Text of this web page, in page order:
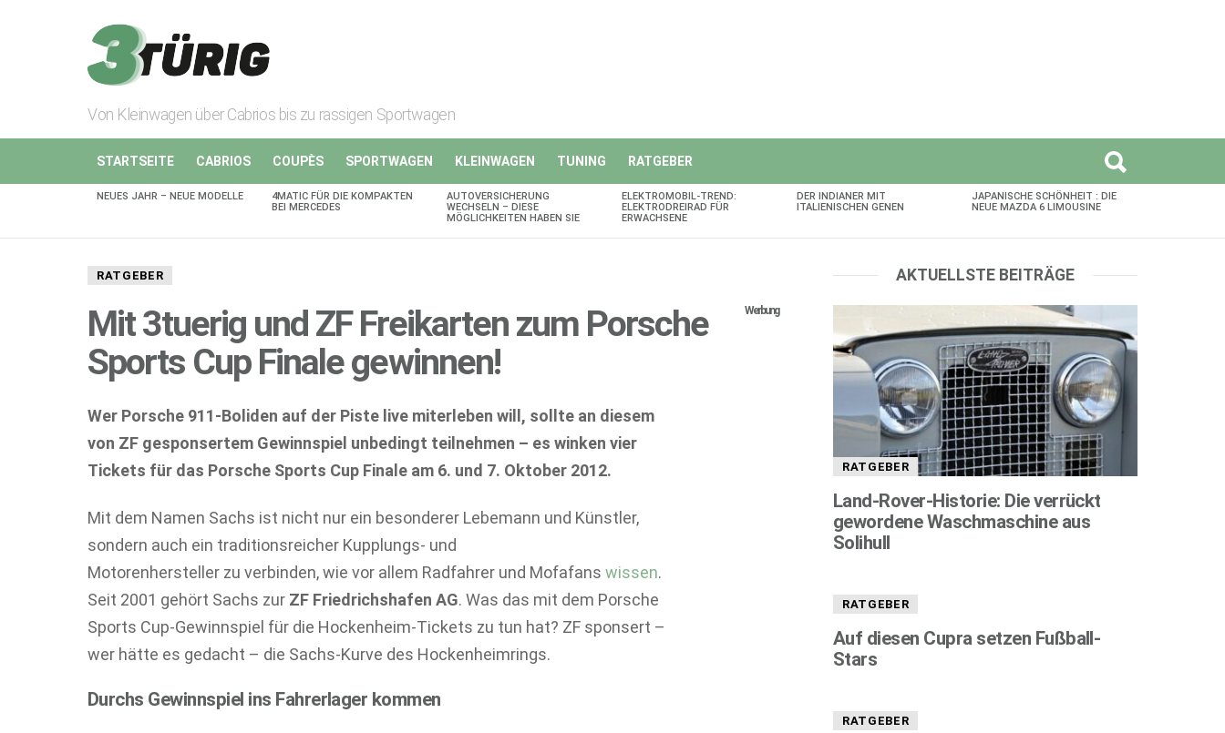
Von Kleinwagen über Cabrios bis zu rassigen Sportwagen
STARTSEITE CABRIOS COUPÈS SPORTWAGEN KLEINWAGEN TUNING RATGEBER
AKTUELLES
NEUES JAHR – NEUE MODELLE
4MATIC FÜR DIE KOMPAKTEN
BEI MERCEDES
AUTOVERSICHERUNG
WECHSELN – DIESE
MÖGLICHKEITEN HABEN SIE
ELEKTROMOBIL-TREND:
ELEKTRODREIRAD FÜR
ERWACHSENE
DER INDIANER MIT
ITALIENISCHEN GENEN
JAPANISCHE SCHÖNHEIT : DIE
NEUE MAZDA 6 LIMOUSINE
RATGEBER
Mit 3tuerig und ZF Freikarten zum Porsche
Sports Cup Finale gewinnen!
Werbung
Wer Porsche 911-Boliden auf der Piste live miterleben will, sollte an diesem
von ZF gesponsertem Gewinnspiel unbedingt teilnehmen – es winken vier
Tickets für das Porsche Sports Cup Finale am 6. und 7. Oktober 2012.
Mit dem Namen Sachs ist nicht nur ein besonderer Lebemann und Künstler,
sondern auch ein traditionsreicher Kupplungs- und
Motorenhersteller zu verbinden, wie vor allem Radfahrer und Mofafans wissen.
Seit 2001 gehört Sachs zur ZF Friedrichshafen AG. Was das mit dem Porsche
Sports Cup-Gewinnspiel für die Hockenheim-Tickets zu tun hat? ZF sponsert –
wer hätte es gedacht – die Sachs-Kurve des Hockenheimrings.
Durchs Gewinnspiel ins Fahrerlager kommen
AKTUELLSTE BEITRÄGE
RATGEBER
Land-Rover-Historie: Die verrückt
gewordene Waschmaschine aus
Solihull
RATGEBER
Auf diesen Cupra setzen Fußball-
Stars
RATGEBER